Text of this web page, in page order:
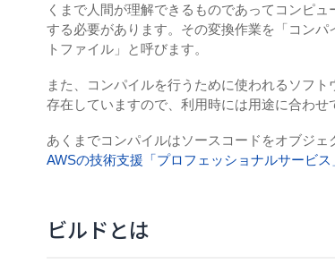
くまで人間が理解できるものであってコンピ
する必要があります。その変換作業を「コン
トファイル」と呼びます。
また、コンパイルを行うために使われるソフ
存在していますので、利用時には用途に合わせ
あくまでコンパイルはソースコードをオブジ
AWSの技術支援「プロフェッショナルサービス
ビルドとは